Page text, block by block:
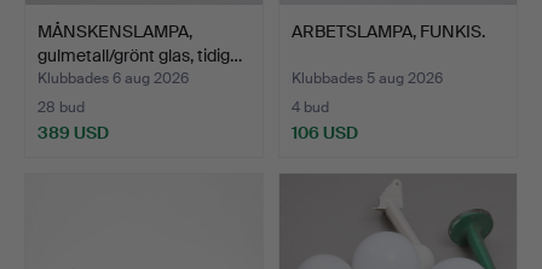
MÅNSKENSLAMPA,
gulmetall/grönt glas, tidig…
Klubbades 6 aug 2026
28 bud
389 USD
ARBETSLAMPA, FUNKIS.
Klubbades 5 aug 2026
4 bud
106 USD